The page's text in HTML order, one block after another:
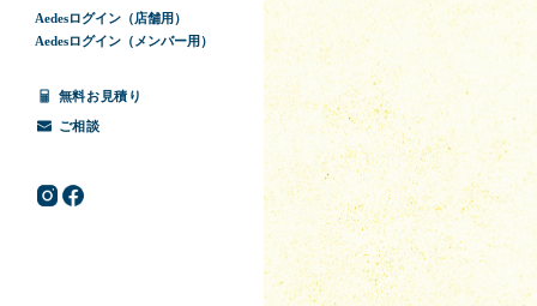
Aedesログイン（店舗用）
Aedesログイン（メンバー用）
無料お見積り
ご相談